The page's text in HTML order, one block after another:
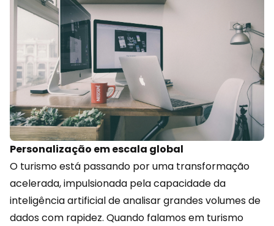
Personalização em escala global
O turismo está passando por uma transformação
acelerada, impulsionada pela capacidade da
inteligência artificial de analisar grandes volumes de
dados com rapidez. Quando falamos em turismo